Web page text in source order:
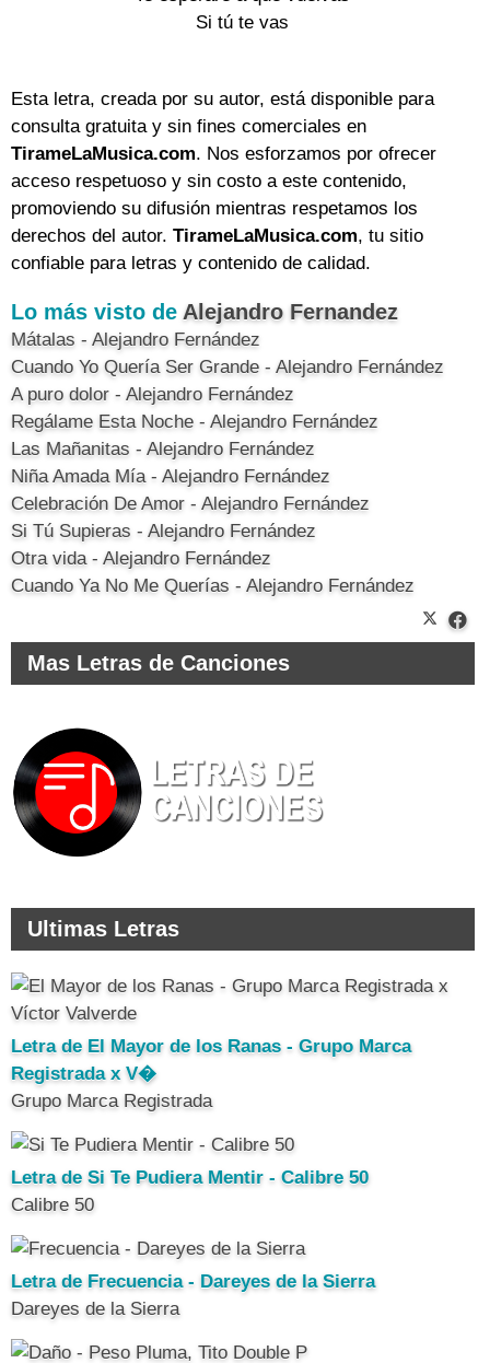
Si tú te vas
Esta letra, creada por su autor, está disponible para
consulta gratuita y sin fines comerciales en
TirameLaMusica.com. Nos esforzamos por ofrecer
acceso respetuoso y sin costo a este contenido,
promoviendo su difusión mientras respetamos los
derechos del autor. TirameLaMusica.com, tu sitio
confiable para letras y contenido de calidad.
Lo más visto de Alejandro Fernandez
Mátalas - Alejandro Fernández
Cuando Yo Quería Ser Grande - Alejandro Fernández
A puro dolor - Alejandro Fernández
Regálame Esta Noche - Alejandro Fernández
Las Mañanitas - Alejandro Fernández
Niña Amada Mía - Alejandro Fernández
Celebración De Amor - Alejandro Fernández
Si Tú Supieras - Alejandro Fernández
Otra vida - Alejandro Fernández
Cuando Ya No Me Querías - Alejandro Fernández
Mas Letras de Canciones
Ultimas Letras
Letra de El Mayor de los Ranas - Grupo Marca
Registrada x V�
Grupo Marca Registrada
Letra de Si Te Pudiera Mentir - Calibre 50
Calibre 50
Letra de Frecuencia - Dareyes de la Sierra
Dareyes de la Sierra